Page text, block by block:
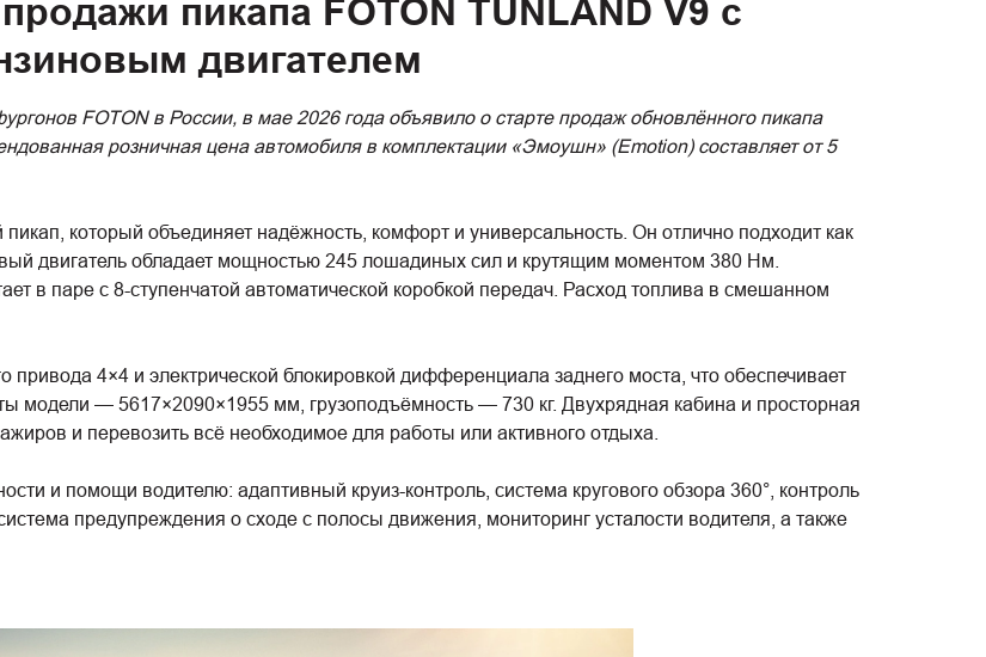
пикапа FOTON TUNLAND V9 с
двигателем
FOTON в России, в мае 2026 года объявило о старте продаж обновлённого пикапа
розничная цена автомобиля в комплектации «Эмоушн» (Emotion) составляет от 5
который объединяет надёжность, комфорт и универсальность. Он отлично подходит как
двигатель обладает мощностью 245 лошадиных сил и крутящим моментом 380 Нм.
в паре с 8-ступенчатой автоматической коробкой передач. Расход топлива в смешанном
4×4 и электрической блокировкой дифференциала заднего моста, что обеспечивает
модели — 5617×2090×1955 мм, грузоподъёмность — 730 кг. Двухрядная кабина и просторная
и перевозить всё необходимое для работы или активного отдыха.
и помощи водителю: адаптивный круиз-контроль, система кругового обзора 360°, контроль
предупреждения о сходе с полосы движения, мониторинг усталости водителя, а также